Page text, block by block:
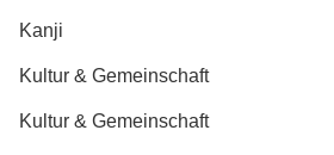
Kanji
Kultur & Gemeinschaft
Kultur & Gemeinschaft